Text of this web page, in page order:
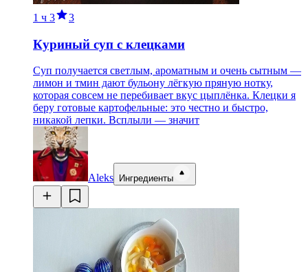
1 ч 3 3
Куриный суп с клецками
Суп получается светлым, ароматным и очень сытным —
лимон и тмин дают бульону лёгкую пряную нотку,
которая совсем не перебивает вкус цыплёнка. Клецки я
беру готовые картофельные: это честно и быстро,
никакой лепки. Всплыли — значит
Aleks Ингредиенты